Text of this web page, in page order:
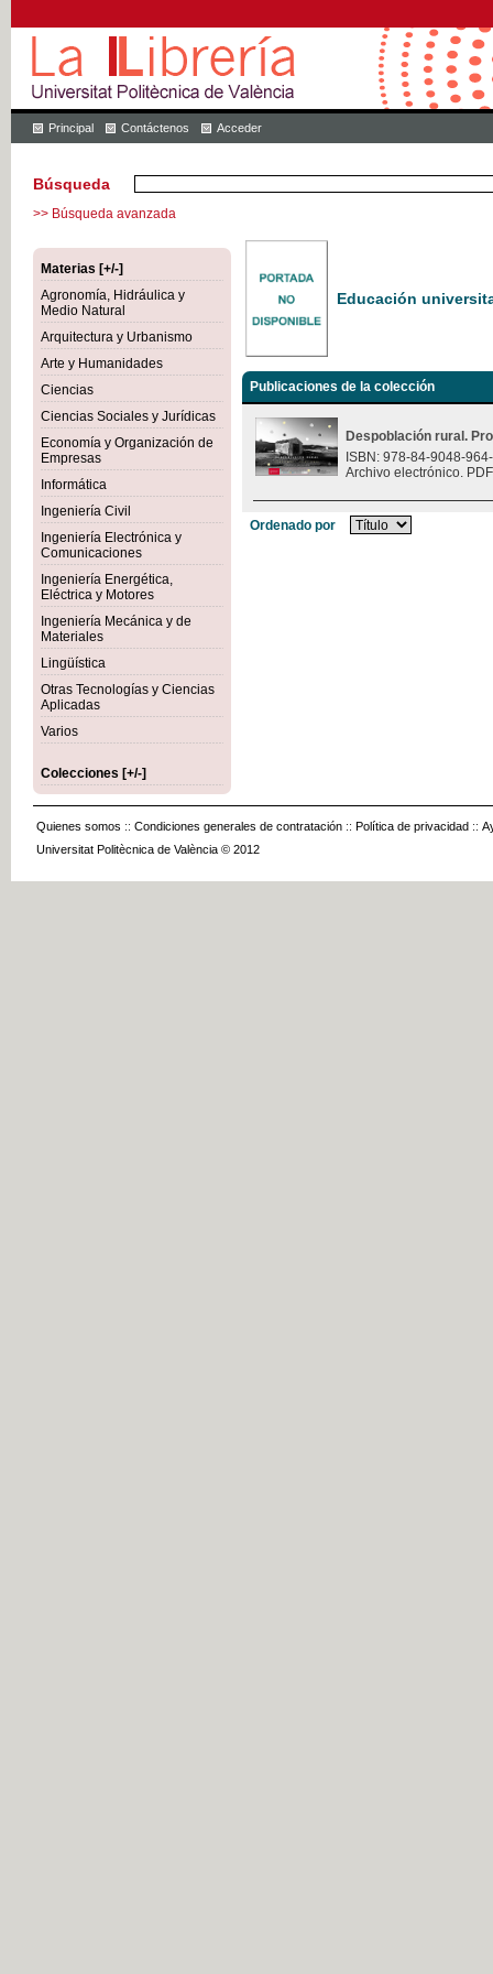
Principal Contáctenos Acceder
Búsqueda
>> Búsqueda avanzada
Materias [+/-]
Agronomía, Hidráulica y
Medio Natural
Arquitectura y Urbanismo
Arte y Humanidades
Ciencias
Ciencias Sociales y Jurídicas
Economía y Organización de
Empresas
Informática
Ingeniería Civil
Ingeniería Electrónica y
Comunicaciones
Ingeniería Energética,
Eléctrica y Motores
Ingeniería Mecánica y de
Materiales
Lingüística
Otras Tecnologías y Ciencias
Aplicadas
Varios
Colecciones [+/-]
Educación
Publicaciones de la colección
Despoblación rural.
ISBN: 978-84-9048-
Archivo electrónico.
Ordenado por
Quienes somos :: Condiciones generales de contratación :: Política de privacidad ::
Universitat Politècnica de València © 2012